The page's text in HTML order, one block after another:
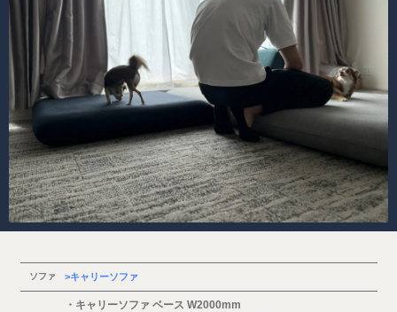
ソファ キャリーソファ
・キャリーソファ ベース W2000mm